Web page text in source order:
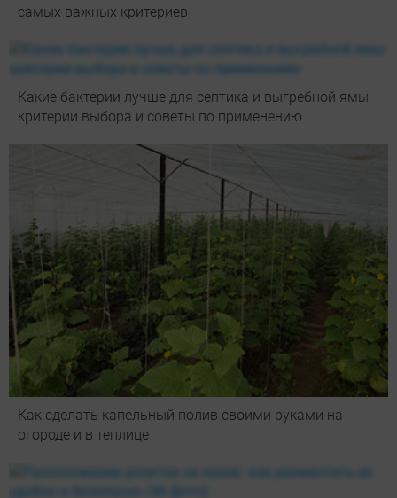
самых важных критериев
Какие бактерии лучше для септика и выгребной ямы:
критерии выбора и советы по применению
Как сделать капельный полив своими руками на
огороде и в теплице